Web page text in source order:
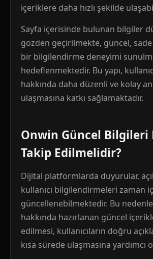
içeriklere daha hızlı şekilde
Sayfa içerisinde bulunan bilgiler
gözden geçirilmekte, güncel, sade
bir bilgilendirme deneyimi
hedeflenmektedir. Bu yapı,
hakkında daha düzenli ve kolay
ulaşmasına katkı sağlamaktadır.
Onwin Güncel Bilgileri
Takip Edilmelidir?
Dijital platformlarda duyurular,
kullanıcı bilgilendirmeleri zaman
güncellenebilmektedir. Bu
hakkında hazırlanan güncel
edilmesi, kullanıcıların doğru
kısa sürede ulaşmasına yardımcı